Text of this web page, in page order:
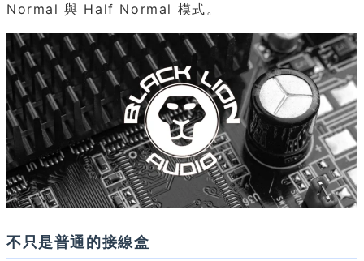
Normal 與 Half Normal 模式。
不只是普通的接線盒